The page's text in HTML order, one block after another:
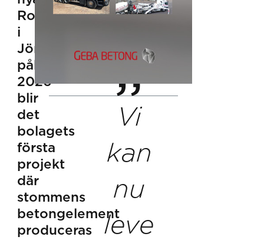
Rosenlundsbadet
i
Jönköping
påbörjas
2026
blir
det
bolagets
första
projekt
där
stommens
betongelement
produceras
Vi
kan
nu
leve